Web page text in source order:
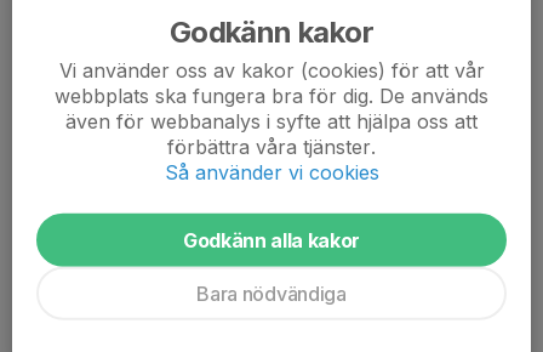
Vinna med 1-0 eller 10-9
Frislagsvariantmål ellerpp variantmål
eller löppass
Stor eller liten taktiktavla
Godkänn kakor
Vi använder oss av kakor (cookies) för att vår
webbplats ska fungera bra för dig. De används
även för webbanalys i syfte att hjälpa oss att
förbättra våra tjänster.
Så använder vi cookies
Godkänn alla kakor
Bara nödvändiga